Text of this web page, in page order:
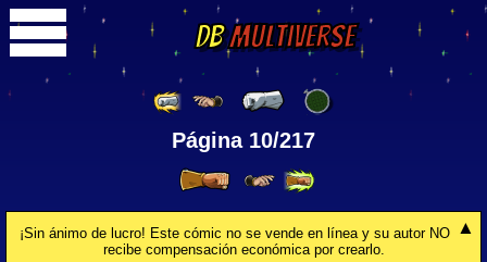
DBMultiverse
Página 10/217
¡Sin ánimo de lucro! Este cómic no se vende en línea y su autor NO
recibe compensación económica por crearlo.